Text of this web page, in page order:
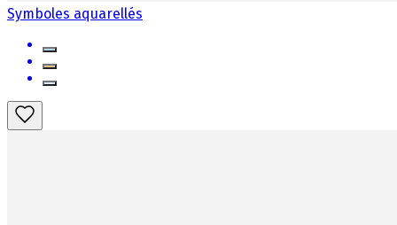
Symboles aquarellés